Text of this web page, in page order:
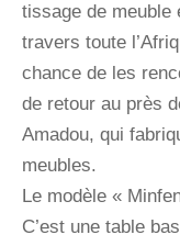
tissage de meuble
travers toute
chance de les
de retour au près
Amadou, qui
meubles.
Le modèle «
C’est une table